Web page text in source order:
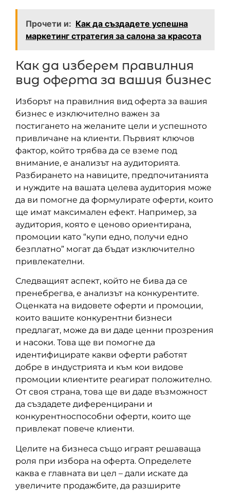
Прочети и: Как да създадете успешна
маркетинг стратегия за салона за красота
Как да изберем правилния
вид оферта за вашия бизнес
Изборът на правилния вид оферта за вашия
бизнес е изключително важен за
постигането на желаните цели и успешното
привличане на клиенти. Първият ключов
фактор, който трябва да се вземе под
внимание, е анализът на аудиторията.
Разбирането на навиците, предпочитанията
и нуждите на вашата целева аудитория може
да ви помогне да формулирате оферти, които
ще имат максимален ефект. Например, за
аудитория, която е ценово ориентирана,
промоции като “купи едно, получи едно
безплатно” могат да бъдат изключително
привлекателни.
Следващият аспект, който не бива да се
пренебрегва, е анализът на конкурентите.
Оценката на видовете оферти и промоции,
които вашите конкурентни бизнеси
предлагат, може да ви даде ценни прозрения
и насоки. Това ще ви помогне да
идентифицирате какви оферти работят
добре в индустрията и към кои видове
промоции клиентите реагират положително.
От своя страна, това ще ви даде възможност
да създадете диференцирани и
конкурентноспособни оферти, които ще
привлекат повече клиенти.
Целите на бизнеса също играят решаваща
роля при избора на оферта. Определете
каква е главната ви цел – дали искате да
увеличите продажбите, да разширите